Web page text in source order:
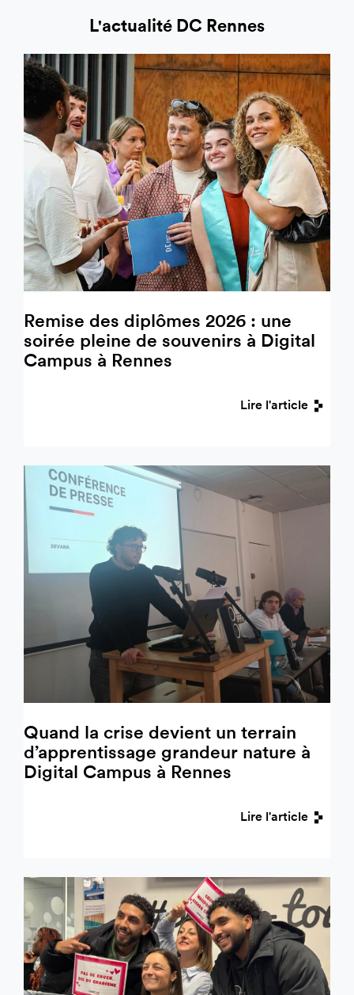
L'actualité DC Rennes
Remise des diplômes 2026 : une
soirée pleine de souvenirs à Digital
Campus à Rennes
Lire l'article
Quand la crise devient un terrain
d’apprentissage grandeur nature à
Digital Campus à Rennes
Lire l'article